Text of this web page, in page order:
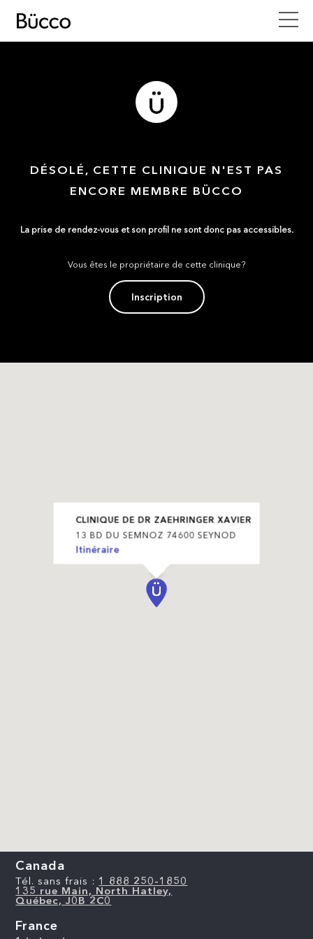
DÉSOLÉ, CETTE CLINIQUE N'EST PAS
ENCORE MEMBRE BÜCCO
La prise de rendez-vous et son profil ne sont donc pas accessibles.
Vous êtes le propriétaire de cette clinique?
Inscription
CLINIQUE DE DR ZAEHRINGER XAVIER
13 BD DU SEMNOZ 74600 SEYNOD
Itinéraire
Canada
Tél. sans frais : 1 888 250-1850
135 rue Main, North Hatley,
Québec, J0B 2C0
France